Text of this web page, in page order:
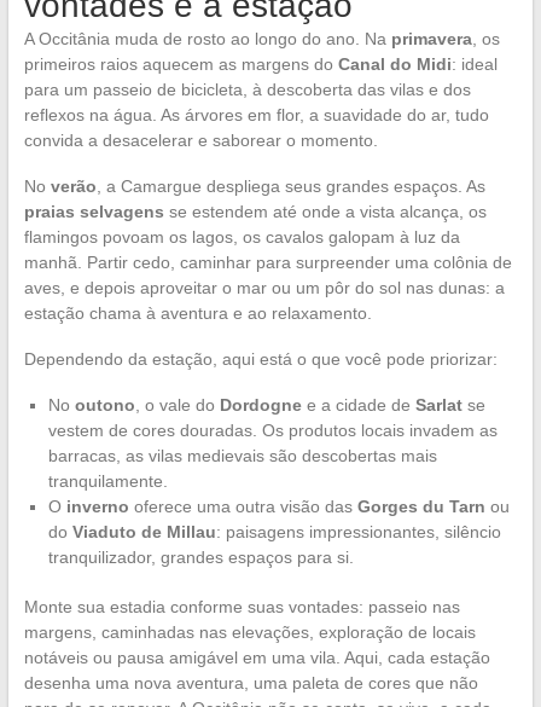
A Occitânia muda de rosto ao longo do ano. Na primavera, os
primeiros raios aquecem as margens do Canal do Midi: ideal
para um passeio de bicicleta, à descoberta das vilas e dos
reflexos na água. As árvores em flor, a suavidade do ar, tudo
convida a desacelerar e saborear o momento.
No verão , a Camargue despliega seus grandes espaços. As
praias selvagens se estendem até onde a vista alcança, os
flamingos povoam os lagos, os cavalos galopam à luz da
manhã. Partir cedo, caminhar para surpreender uma colônia de
aves, e depois aproveitar o mar ou um pôr do sol nas dunas: a
estação chama à aventura e ao relaxamento.
Dependendo da estação, aqui está o que você pode priorizar:
No outono , o vale do Dordognee a cidade de Sarlatse
vestem de cores douradas. Os produtos locais invadem as
barracas, as vilas medievais são descobertas mais
tranquilamente.
O inverno oferece uma outra visão das Gorges du Tarn ou
do Viaduto de Millau: paisagens impressionantes, silêncio
tranquilizador, grandes espaços para si.
Monte sua estadia conforme suas vontades: passeio nas
margens, caminhadas nas elevações, exploração de locais
notáveis ou pausa amigável em uma vila. Aqui, cada estação
desenha uma nova aventura, uma paleta de cores que não